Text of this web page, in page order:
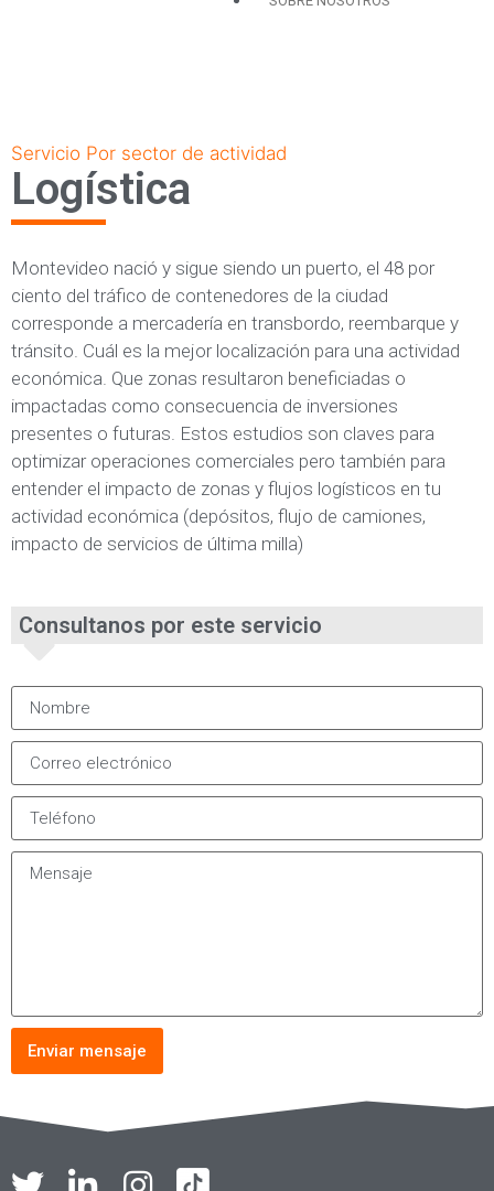
Servicio Por sector de actividad
Logística
Montevideo nació y sigue siendo un puerto, el 48 por
ciento del tráfico de contenedores de la ciudad
corresponde a mercadería en transbordo, reembarque y
tránsito. Cuál es la mejor localización para una actividad
económica. Que zonas resultaron beneficiadas o
impactadas como consecuencia de inversiones
presentes o futuras. Estos estudios son claves para
optimizar operaciones comerciales pero también para
entender el impacto de zonas y flujos logísticos en tu
actividad económica (depósitos, flujo de camiones,
impacto de servicios de última milla)
Consultanos por este servicio
Enviar mensaje